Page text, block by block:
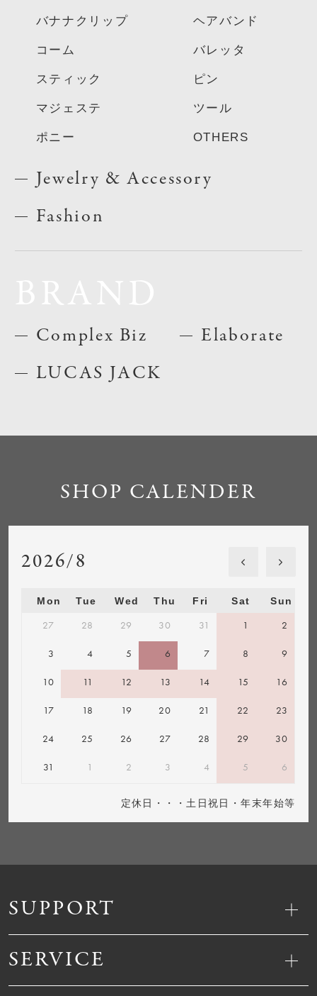
バナナクリップ
コーム
スティック
マジェステ
ポニー
ヘアバンド
バレッタ
ピン
ツール
OTHERS
Jewelry & Accessory
Fashion
Complex Biz
LUCAS JACK
Elaborate
SUPPORT
SERVICE
SHOP CALENDER
2026/8
Mon Tue Wed Thu Fri Sat Sun
27 28 29 30 31 1 2
3 4 5 6 7 8 9
10 11 12 13 14 15 16
17 18 19 20 21 22 23
24 25 26 27 28 29 30
31 1 2 3 4 5 6
定休日・・・土日祝日・年末年始等